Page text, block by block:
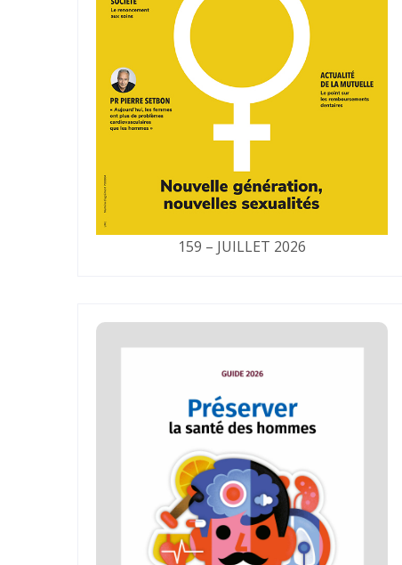
159 – JUILLET 2026